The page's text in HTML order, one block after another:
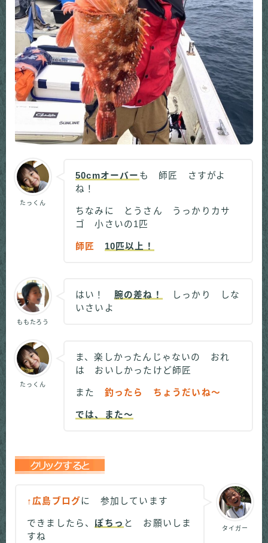
たっくん
50cmオーバー も 師匠 さすがよ
ね！
ちなみに とうさん うっかりカサ
ゴ 小さいの1匹
師匠 10匹以上！
ももたろう
はい！ 腕の差ね！
しっかり しな
いさいよ
たっくん
ま、楽しかったんじゃないの おれ
は おいしかったけど師匠
また 釣ったら ちょうだいね～
では、また～
タイガー
↑広島ブログに 参加しています
できましたら、 ぽちっ と お願いしま
すね